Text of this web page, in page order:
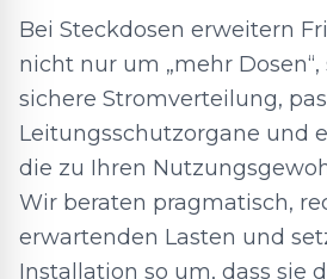
Bei Steckdosen erweitern
nicht nur um „mehr
sichere Stromverteilung,
Leitungsschutzorgane und
die zu Ihren
Wir beraten pragmatisch,
erwartenden Lasten und
Installation so um, dass sie